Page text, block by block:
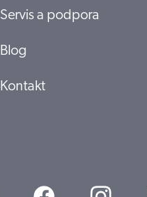
Servis a podpora
Blog
Kontakt